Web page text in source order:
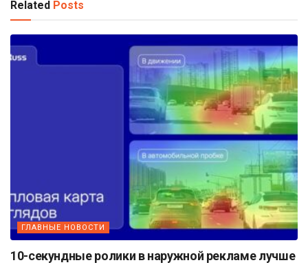
Related Posts
ГЛАВНЫЕ НОВОСТИ
10-секундные ролики в наружной рекламе лучше